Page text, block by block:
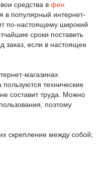
средства в фен
в популярный интернет-
по-настоящему широкий
сроки поставить
заказ, если в настоящее
магазинах
технические
не составит труда. Можно
поэтому
скрепление между собой;